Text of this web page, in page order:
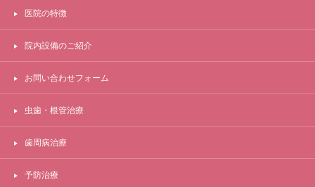
医院の特徴
院内設備のご紹介
お問い合わせフォーム
虫歯・根管治療
歯周病治療
予防治療